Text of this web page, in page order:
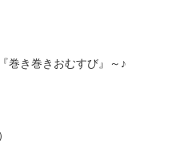
巻き巻きおむすび』～♪